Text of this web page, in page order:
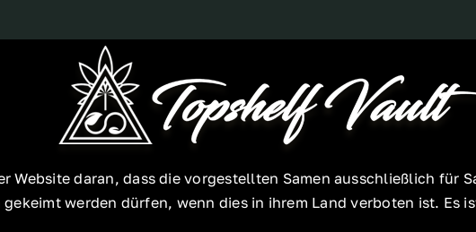
Website daran, dass die vorgestellten Samen ausschließlich für
werden dürfen, wenn dies in ihrem Land verboten ist. Es